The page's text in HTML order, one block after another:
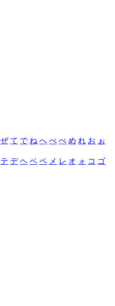
ぜ て で ね へ べ ぺ め れ お ぉ
テ デ ヘ ベ ペ メ レ オ ォ コ ゴ